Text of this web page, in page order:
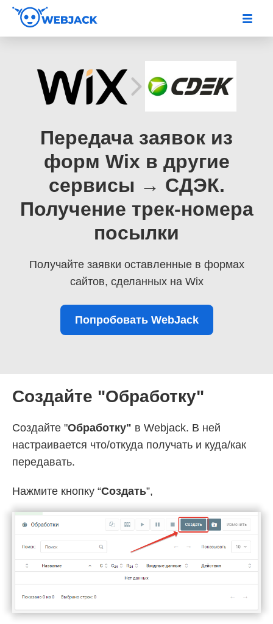
Передача заявок из
форм Wix в другие
сервисы → СДЭК.
Получение трек-номера
посылки
Получайте заявки оставленные в формах
сайтов, сделанных на Wix
Попробовать WebJack
Создайте "Обработку"
Создайте "Обработку" в Webjack. В ней
настраивается что/откуда получать и куда/как
передавать.
Нажмите кнопку “Создать”,